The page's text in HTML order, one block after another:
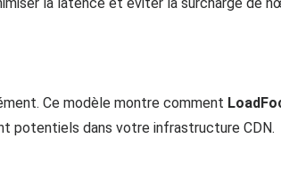
Ce modèle montre comment
potentiels dans votre infrastructure CDN.